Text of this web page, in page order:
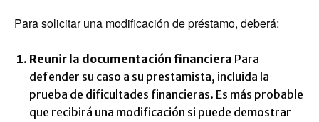
Para solicitar una modificación de préstamo, deberá:
Reunir la documentación financiera Para
defender su caso a su prestamista, incluida la
prueba de dificultades financieras. Es más probable
que recibirá una modificación si puede demostrar